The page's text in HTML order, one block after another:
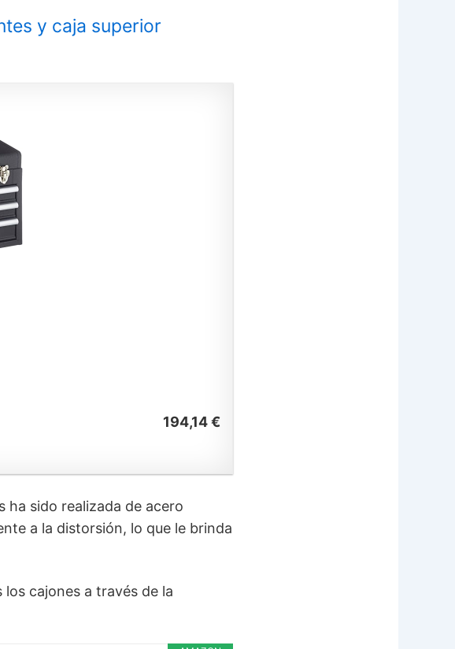
y caja superior
194,14 €
ha sido realizada de acero
a la distorsión, lo que le brinda
cajones a través de la